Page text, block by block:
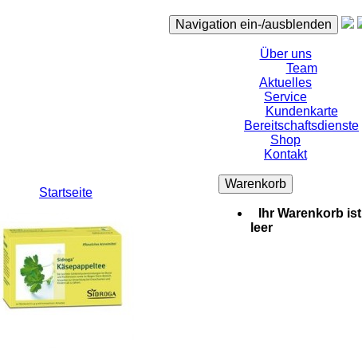
Navigation ein-/ausblenden
Über uns
Team
Aktuelles
Service
Kundenkarte
Bereitschaftsdienste
Shop
Kontakt
Warenkorb
Ihr Warenkorb ist
leer
Startseite